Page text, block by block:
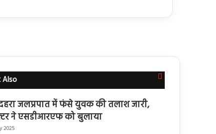
Also Close
जलप्रपात में फंसे युवक की तलाश जारी,
ने एसडीआरएफ को बुलाया
2025